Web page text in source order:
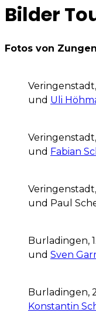
Bilder
Fotos von
und Uli
und Fabian
und Paul
Burladingen,
und Sven
Burladingen,
Konstantin